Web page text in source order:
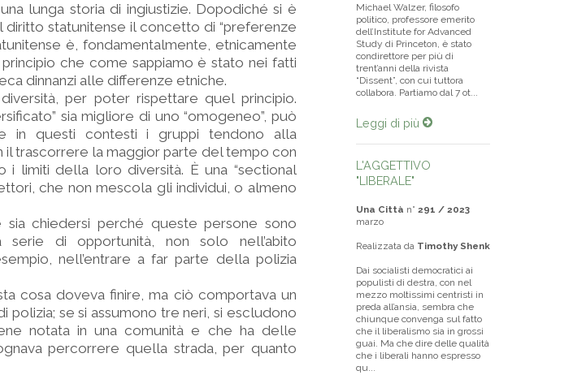
lunga storia di ingiustizie. Dopodiché si è
statunitense il concetto di “preferenze
è, fondamentalmente, etnicamente
che come sappiamo è stato nei fatti
dinnanzi alle differenze etniche.
per poter rispettare quel principio.
sia migliore di uno “omogeneo”, può
in questi contesti i gruppi tendono alla
trascorrere la maggior parte del tempo con
i limiti della loro diversità. È una “sectional
che non mescola gli individui, o almeno
chiedersi perché queste persone sono
di opportunità, non solo nell’abito
nell’entrare a far parte della polizia
cosa doveva finire, ma ciò comportava un
se si assumono tre neri, si escludono
notata in una comunità e che ha delle
percorrere quella strada, per quanto
Michael Walzer, filosofo
politico, professore emerito
dell’Institute for Advanced
Study di Princeton, è stato
condirettore per più di
trent’anni della rivista
“Dissent”, con cui tuttora
collabora. Partiamo dal 7 ot...
Leggi di più
L'AGGETTIVO
"LIBERALE"
Una Città n° 291 / 2023
marzo
Realizzata da Timothy Shenk
Dai socialisti democratici ai
populisti di destra, con nel
mezzo moltissimi centristi in
preda all’ansia, sembra che
chiunque convenga sul fatto
che il liberalismo sia in grossi
guai. Ma che dire delle qualità
che i liberali hanno espresso
qu...